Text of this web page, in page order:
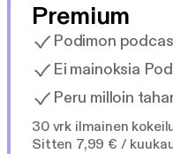
Premium
Podimon
Ei mainoksia
Peru milloin
30 vrk ilmainen
Sitten 7,99 € /